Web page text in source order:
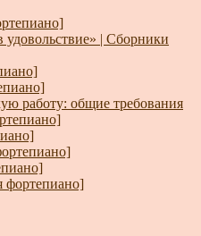
удовольствие» | Сборники
работу: общие требования
фортепиано]